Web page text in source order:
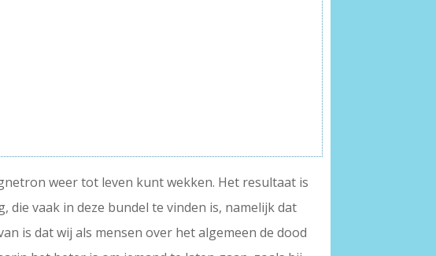
weer tot leven kunt wekken. Het resultaat is
vaak in deze bundel te vinden is, namelijk dat
is dat wij als mensen over het algemeen de dood